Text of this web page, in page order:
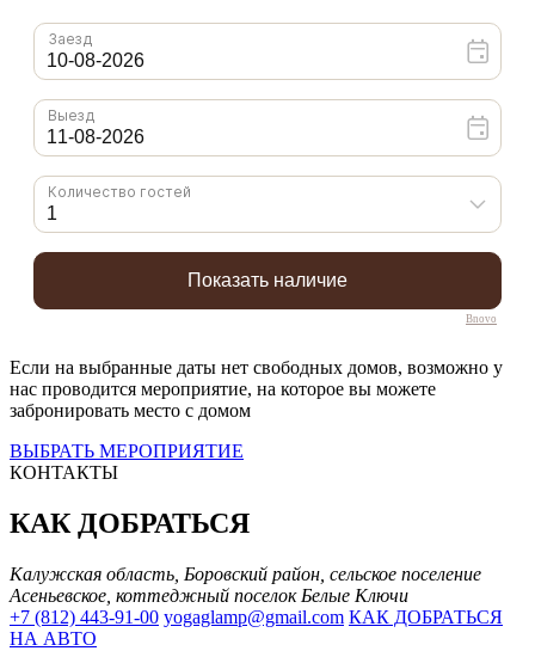
Bnovo
Если на выбранные даты нет свободных домов, возможно у
нас проводится мероприятие, на которое вы можете
забронировать место с домом
ВЫБРАТЬ МЕРОПРИЯТИЕ
КОНТАКТЫ
КАК ДОБРАТЬСЯ
Калужская область, Боровский район, сельское поселение
Асеньевское, коттеджный поселок Белые Ключи
+7 (812) 443-91-00 yogaglamp@gmail.com КАК ДОБРАТЬСЯ
НА АВТО